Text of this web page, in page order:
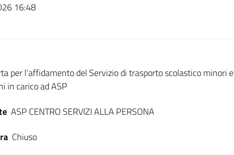
16:48
per l’affidamento del Servizio di trasporto scolastico minori e
in carico ad ASP
ASP CENTRO SERVIZI ALLA PERSONA
Chiuso